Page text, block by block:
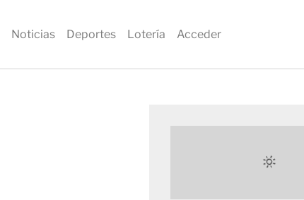
Noticias Deportes Lotería Acceder